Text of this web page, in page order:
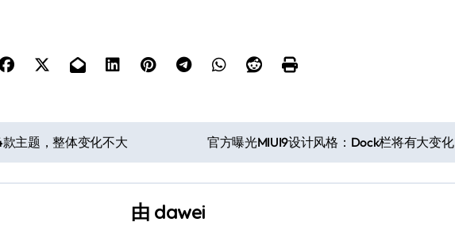
主题，整体变化不大 官方曝光MIUI9设计风格：Dock栏将有大变化
由 dawei